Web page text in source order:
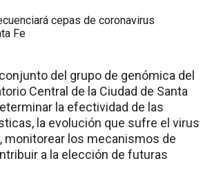
del grupo de genómica del
Central de la Ciudad de Santa
la efectividad de las
la evolución que sufre el virus
monitorear los mecanismos de
a la elección de futuras